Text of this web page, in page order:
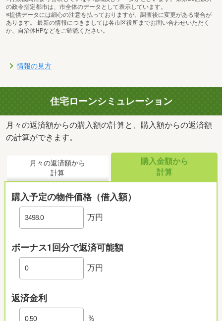
医療法人成春会北習志野花輪病院まで1370m
船橋習志野台五郵便局まで674m
の政令指定都市は、市全体のデータとして表示しています。
※提供データには細心の注意を払っておりますが、調査後に変更がある場合が
あります。 最新の情報につきましては各市区役所までお問い合わせいただく
か、自治体HPなどをご確認ください。
情報の見方
住宅ローンシミュレーション
月々の返済額からの購入額の計算と、購入額からの返済額
の計算ができます。
月々の返済額から
計算
購入金額から
計算
購入予定の物件価格（借入額）
万円
ボーナス1回分で返済可能額
万円
返済金利
％